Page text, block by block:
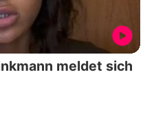
meldet sich